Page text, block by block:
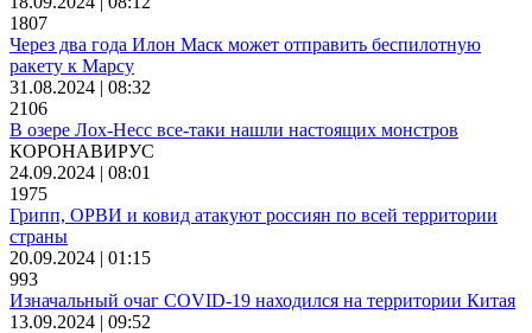
1807
Через два года Илон Маск может отправить беспилотную
ракету к Марсу
31.08.2024 | 08:32
2106
В озере Лох-Несс все-таки нашли настоящих монстров
КОРОНАВИРУС
24.09.2024 | 08:01
1975
Грипп, ОРВИ и ковид атакуют россиян по всей территории
страны
20.09.2024 | 01:15
993
Изначальный очаг COVID-19 находился на территории Китая
13.09.2024 | 09:52